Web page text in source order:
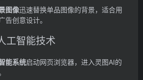
图像迅速替换单品图像的背景，适合用
告创意设计。
工智能技术
能系统启动网页浏览器，进入灵图AI的